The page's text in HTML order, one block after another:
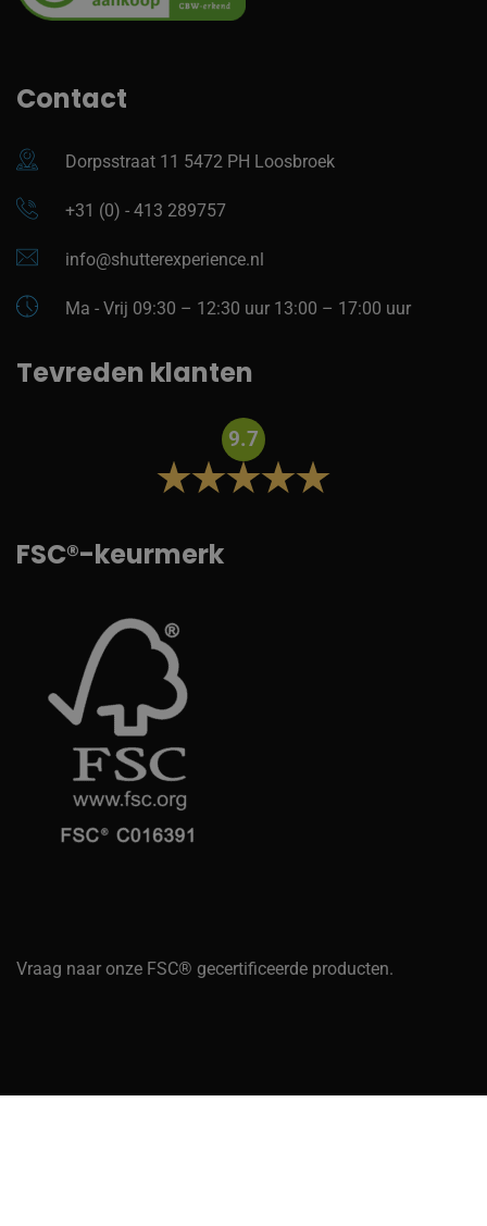
Contact
Dorpsstraat 11 5472 PH Loosbroek
+31 (0) - 413 289757
info@shutterexperience.nl
Ma - Vrij 09:30 – 12:30 uur 13:00 – 17:00 uur
Tevreden klanten
9.7
FSC®-keurmerk
Vraag naar onze FSC® gecertificeerde producten.